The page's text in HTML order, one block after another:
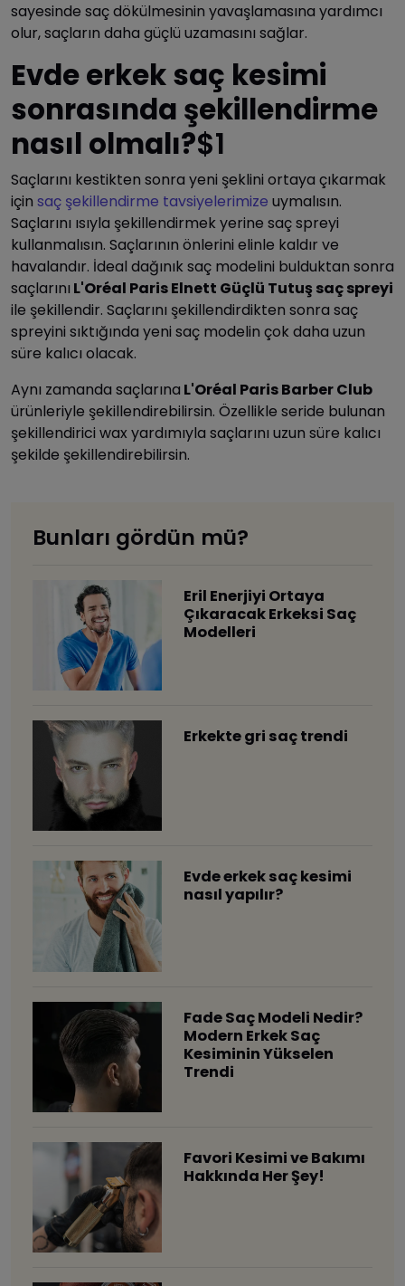
sayesinde saç dökülmesinin yavaşlamasına yardımcı
olur, saçların daha güçlü uzamasını sağlar.
Evde erkek saç kesimi
sonrasında şekillendirme
nasıl olmalı?$1
Saçlarını kestikten sonra yeni şeklini ortaya çıkarmak
için saç şekillendirme tavsiyelerimize uymalısın.
Saçlarını ısıyla şekillendirmek yerine saç spreyi
kullanmalısın. Saçlarının önlerini elinle kaldır ve
havalandır. İdeal dağınık saç modelini bulduktan sonra
saçlarını L'Oréal Paris Elnett Güçlü Tutuş saç spreyi
ile şekillendir. Saçlarını şekillendirdikten sonra saç
spreyini sıktığında yeni saç modelin çok daha uzun
süre kalıcı olacak.
Aynı zamanda saçlarına L'Oréal Paris Barber Club
ürünleriyle şekillendirebilirsin. Özellikle seride bulunan
şekillendirici wax yardımıyla saçlarını uzun süre kalıcı
şekilde şekillendirebilirsin.
Bunları gördün mü?
Eril Enerjiyi Ortaya
Çıkaracak Erkeksi Saç
Modelleri
Erkekte gri saç trendi
Evde erkek saç kesimi
nasıl yapılır?
Fade Saç Modeli Nedir?
Modern Erkek Saç
Kesiminin Yükselen
Trendi
Favori Kesimi ve Bakımı
Hakkında Her Şey!